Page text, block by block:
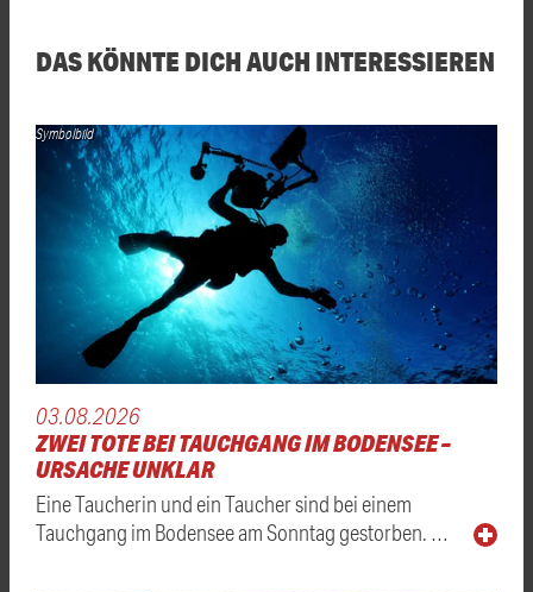
DAS KÖNNTE DICH AUCH INTERESSIEREN
Symbolbild
03.08.2026
ZWEI TOTE BEI TAUCHGANG IM BODENSEE –
URSACHE UNKLAR
Eine Taucherin und ein Taucher sind bei einem
Tauchgang im Bodensee am Sonntag gestorben. …